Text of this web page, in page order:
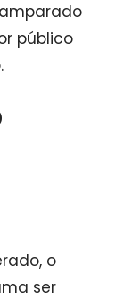
público
o
ser